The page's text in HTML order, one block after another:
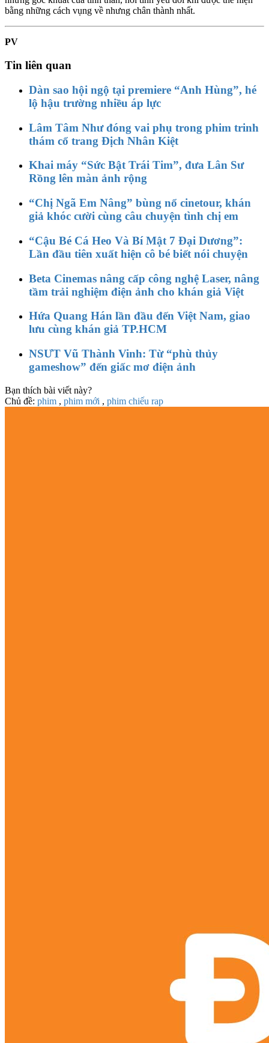
bằng những cách vụng về nhưng chân thành nhất.
PV
Tin liên quan
Dàn sao hội ngộ tại premiere “Anh Hùng”, hé
lộ hậu trường nhiều áp lực
Lâm Tâm Như đóng vai phụ trong phim trinh
thám cổ trang Địch Nhân Kiệt
Khai máy “Sức Bật Trái Tim”, đưa Lân Sư
Rồng lên màn ảnh rộng
“Chị Ngã Em Nâng” bùng nổ cinetour, khán
giả khóc cười cùng câu chuyện tình chị em
“Cậu Bé Cá Heo Và Bí Mật 7 Đại Dương”:
Lần đầu tiên xuất hiện cô bé biết nói chuyện
Beta Cinemas nâng cấp công nghệ Laser, nâng
tầm trải nghiệm điện ảnh cho khán giả Việt
Hứa Quang Hán lần đầu đến Việt Nam, giao
lưu cùng khán giả TP.HCM
NSƯT Vũ Thành Vinh: Từ “phù thủy
gameshow” đến giấc mơ điện ảnh
Bạn thích bài viết này?
Chủ đề: phim , phim mới , phim chiếu rap